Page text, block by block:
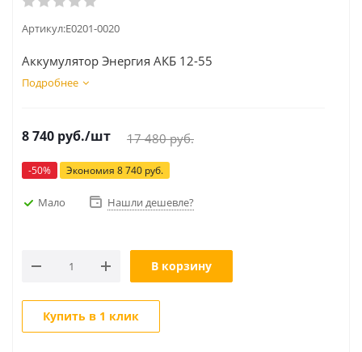
Артикул:Е0201-0020
Аккумулятор Энергия АКБ 12-55
Подробнее
8 740 руб./шт 17 480руб.
-50% Экономия 8 740 руб.
Мало Нашли дешевле?
В корзину
Купить в 1 клик